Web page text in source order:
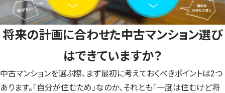
将来の計画に合わせた中古マンション選び
はできていますか？
中古マンションを選ぶ際、まず最初に考えておくべきポイントは2つ
あります。「自分が住むため」なのか、それとも「一度は住むけど将